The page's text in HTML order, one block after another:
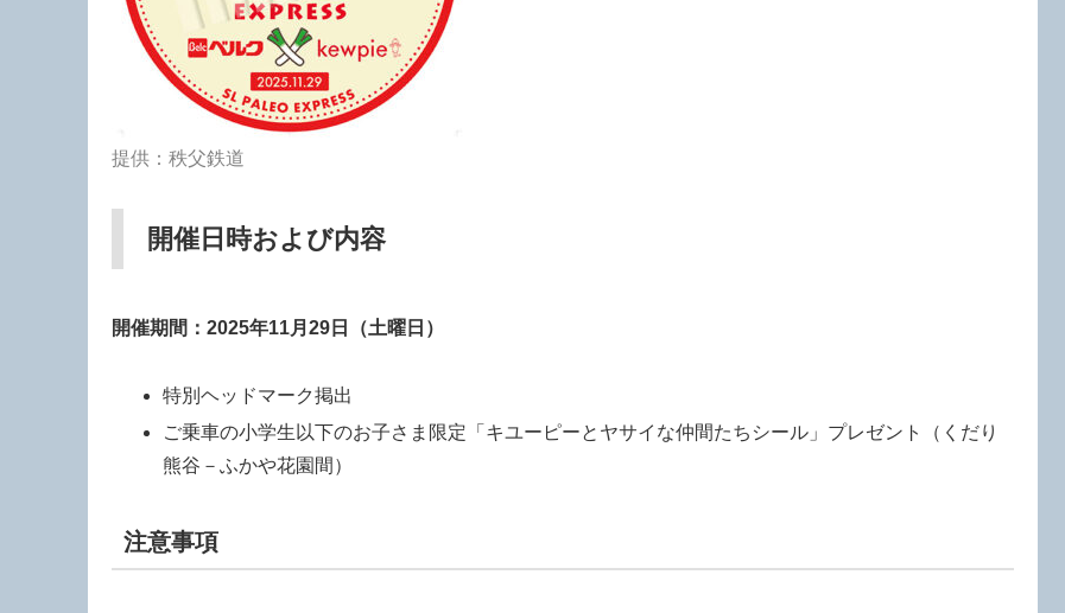
提供：秩父鉄道
開催日時および内容
開催期間：2025年11月29日（土曜日）
特別ヘッドマーク掲出
ご乗車の小学生以下のお子さま限定「キユーピーとヤサイな仲間たちシール」プレゼント（くだり
熊谷－ふかや花園間）
注意事項